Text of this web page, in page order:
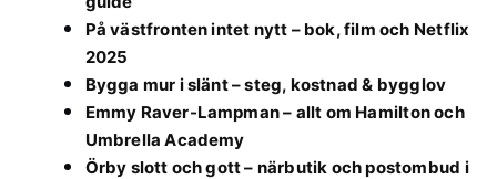
På västfronten intet nytt – bok, film och Netflix
2025
Bygga mur i slänt – steg, kostnad & bygglov
Emmy Raver-Lampman – allt om Hamilton och
Umbrella Academy
Örby slott och gott – närbutik och postombud i